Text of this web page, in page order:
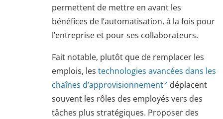
permettent de mettre en avant les
bénéfices de l’automatisation, à la fois pour
l’entreprise et pour ses collaborateurs.
Fait notable, plutôt que de remplacer les
emplois, les technologies avancées dans les
chaînes d’approvisionnement
déplacent
souvent les rôles des employés vers des
tâches plus stratégiques. Proposer des